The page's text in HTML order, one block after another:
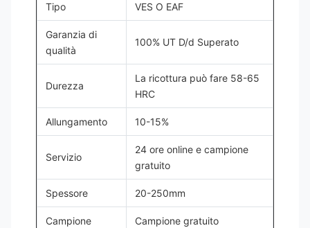
Tipo VES O EAF
Garanzia di
qualità
100% UT D/d Superato
Durezza
La ricottura può fare 58-65
HRC
Allungamento 10-15%
Servizio
24 ore online e campione
gratuito
Spessore 20-250mm
Campione Campione gratuito